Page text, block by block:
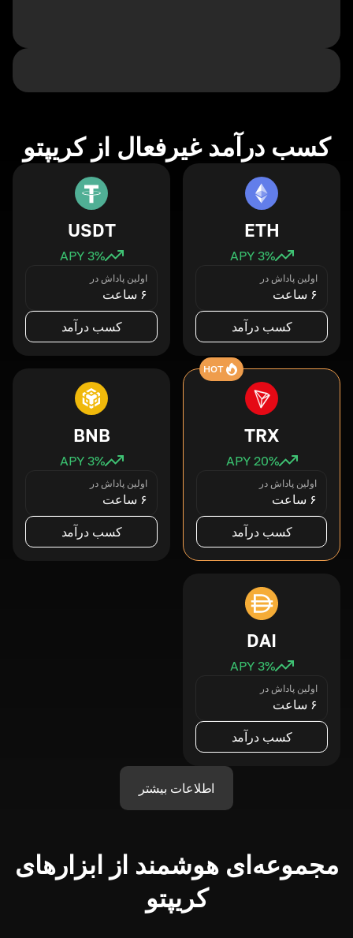
کسب درآمد غیرفعال از کریپتو
ETH
3% APY
اولین پاداش در
۶ ساعت
کسب درآمد
USDT
3% APY
اولین پاداش در
۶ ساعت
کسب درآمد
HOT
TRX
20% APY
اولین پاداش در
۶ ساعت
کسب درآمد
BNB
3% APY
اولین پاداش در
۶ ساعت
کسب درآمد
DAI
3% APY
اولین پاداش در
۶ ساعت
کسب درآمد
اطلاعات بیشتر
مجموعه‌ای هوشمند از ابزارهای
کریپتو